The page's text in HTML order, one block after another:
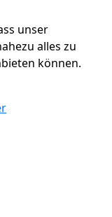
unser
alles zu
können.